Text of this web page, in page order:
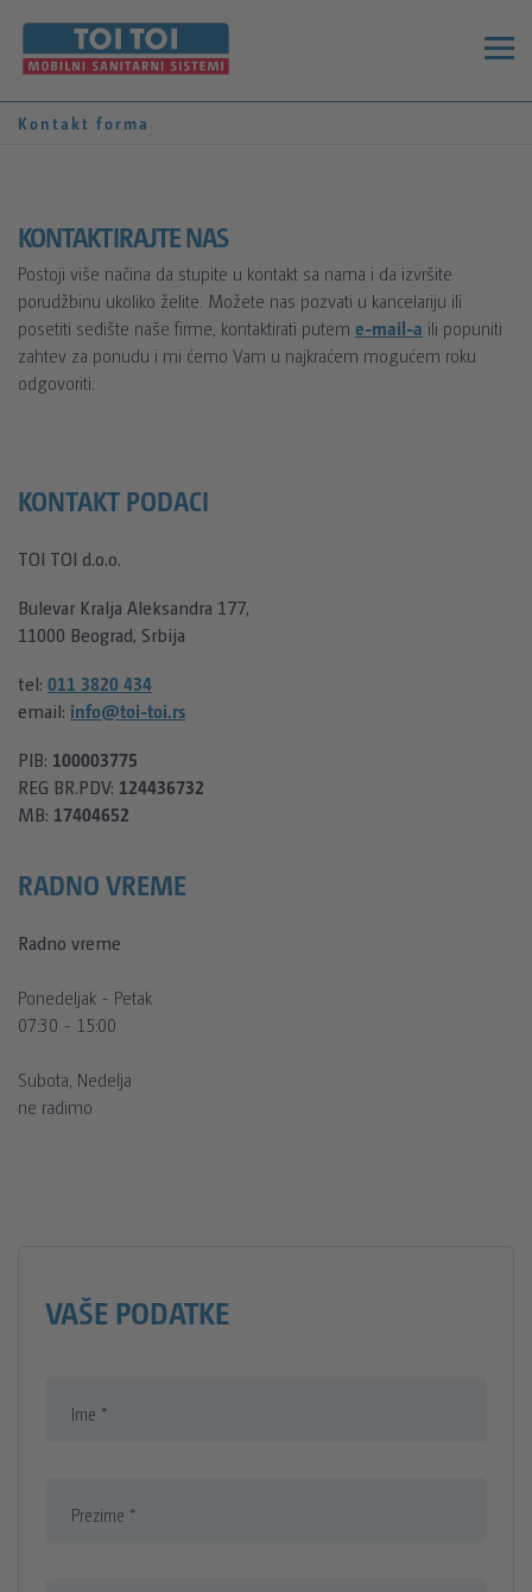
EN
TOI TOI & DIXI GRUPACIJA
TOI TOI SRBIJA
POLITIKA POSLOVANJA
SERTIFIKATI
POLITIKA KVALITETA
PROIZVODI
MOBILNI TOALETI
TOI® FRESH
TOI® WATER
DIXI® B
PLUTO PISOAR
KONTEJNERI
KANCELARIJSKI KONTEJNER
SANITARNI MUŠKO/ŽENSKI KONTEJNER
HERAS M125
HERAS M800
MONTAŽA I DEMONTAŽA MOBILNE OGRADE
VESTI
KORPA
GDE SE NALAZIMO
Kontakt forma
KONTAKTIRAJTE NAS
Postoji više načina da stupite u kontakt sa nama i da izvršite
porudžbinu ukoliko želite. Možete nas pozvati u kancelariju ili
posetiti sedište naše firme, kontaktirati putem e-mail-a ili popuniti
zahtev za ponudu i mi ćemo Vam u najkraćem mogućem roku
odgovoriti.
KONTAKT PODACI
TOI TOI d.o.o.
Bulevar Kralja Aleksandra 177,
11000 Beograd, Srbija
tel: 011 3820 434
email: info@toi-toi.rs
PIB: 100003775
REG BR.PDV: 124436732
MB: 17404652
RADNO VREME
Radno vreme
Ponedeljak - Petak
07:30 - 15:00
Subota, Nedelja
ne radimo
VAŠE PODATKE
Ime *
Prezime *